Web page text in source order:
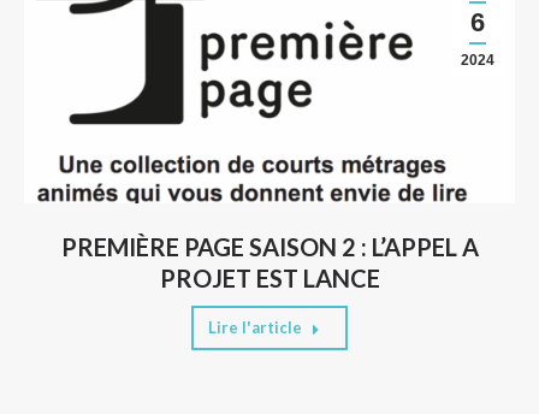
PREMIÈRE PAGE SAISON 2 : L’APPEL A
PROJET EST LANCE
6
2024
Lire l'article